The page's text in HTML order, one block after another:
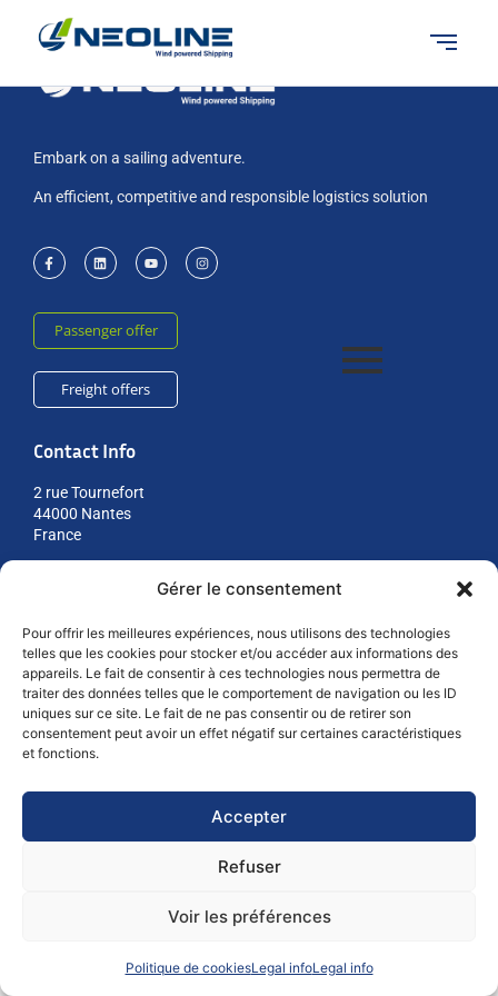
Gérer le consentement
Pour offrir les meilleures expériences, nous utilisons des technologies
telles que les cookies pour stocker et/ou accéder aux informations des
appareils. Le fait de consentir à ces technologies nous permettra de
traiter des données telles que le comportement de navigation ou les ID
uniques sur ce site. Le fait de ne pas consentir ou de retirer son
consentement peut avoir un effet négatif sur certaines caractéristiques
et fonctions.
Accepter
Refuser
Voir les préférences
Politique de cookiesLegal infoLegal info
Embark on a sailing adventure.
An efficient, competitive and responsible logistics solution
Passenger offer
Freight offers
Contact Info
2 rue Tournefort
44000 Nantes
France